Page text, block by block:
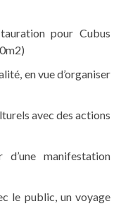
pour Cubus
vue d’organiser
avec des actions
manifestation
un voyage